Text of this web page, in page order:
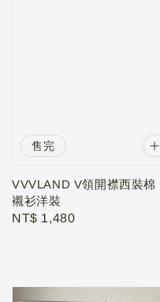
售完
VVVLAND V領開襟西裝棉
襯衫洋裝
Regular
NT$ 1,480